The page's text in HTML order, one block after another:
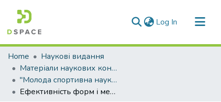
Log In (current)
Communities & Collections
All of DSpace
Statistics
Home
Наукові видання
Матеріали наукових конференцій
"Молода спортивна наука України"
Ефективність форм і методів тренування, які застосовуються у спеціальнопідготовчому етапі у важкій атлетиці неповносправних осіб (інвалідів)